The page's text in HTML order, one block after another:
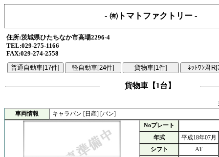
- ㈲トマトファクトリー -
住所:茨城県ひたちなか市高場2296-4
TEL:029-275-1166
FAX:029-274-2558
貨物車【1台】
車両情報
キャラバン [日産] [バン]
Noプレート
年式
平成18年07月
シフト
AT